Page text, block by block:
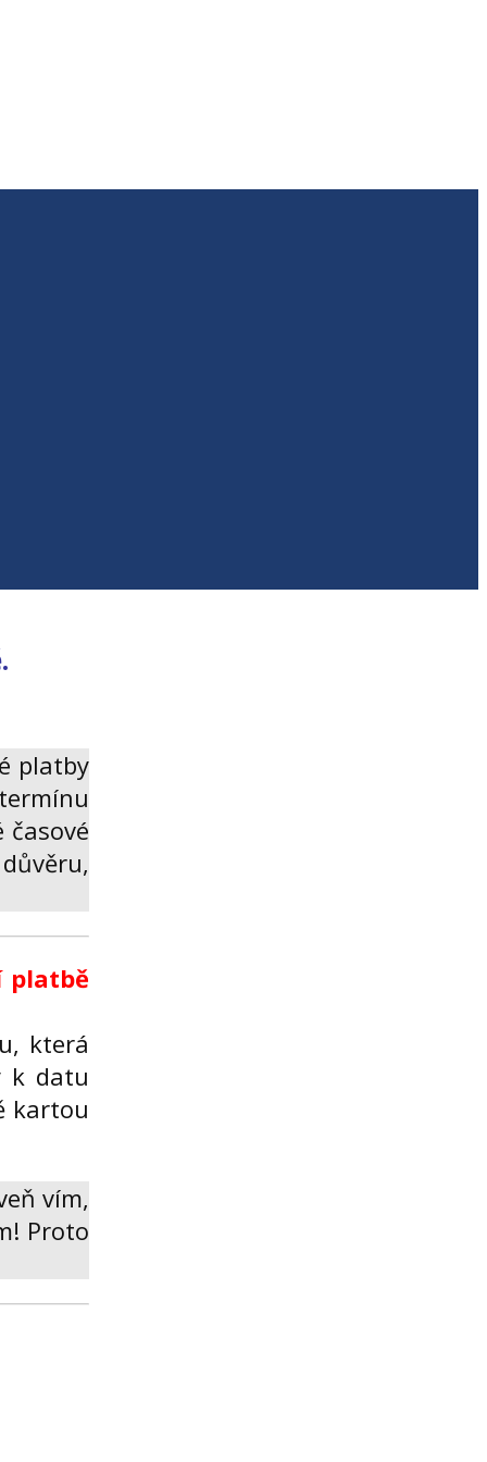
platby
platbě
která
k datu
kartou
vím,
Proto